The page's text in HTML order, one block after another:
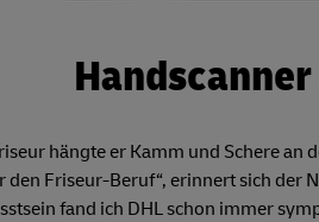
hängte er Kamm und Schere
Friseur-Beruf“, erinnert sich der
fand ich DHL schon immer